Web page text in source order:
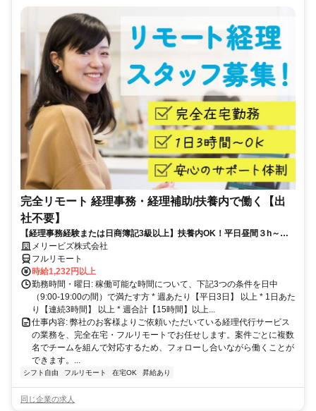
完全リモート 経理事務・経理補助/扶養内で働く【出
社不要】
【経理事務経験または日商簿記3級以上】扶養内OK！平日昼間３h～。
完全在宅で育児・介護中の方も大歓迎♪
メリービズ株式会社
フルリモート
時給1,232円以上
勤務時間・曜日: 稼働可能な時間について、下記3つの条件を日中
（9:00-19:00の間）で満たす方 * 週あたり【平日3日】 以上 * 1日あた
り【連続3時間】 以上 * 週合計【15時間】以上...
仕事内容: 弊社のお客様よりご依頼いただいている経理代行サービス
の業務を、完全在宅・フルリモートでお任せします。案件ごとに複数
名でチームを組んで対応するため、フォローし合いながら働くことが
できます。...
シフト自由 フルリモート 在宅OK 昇給あり
同じ企業の求人